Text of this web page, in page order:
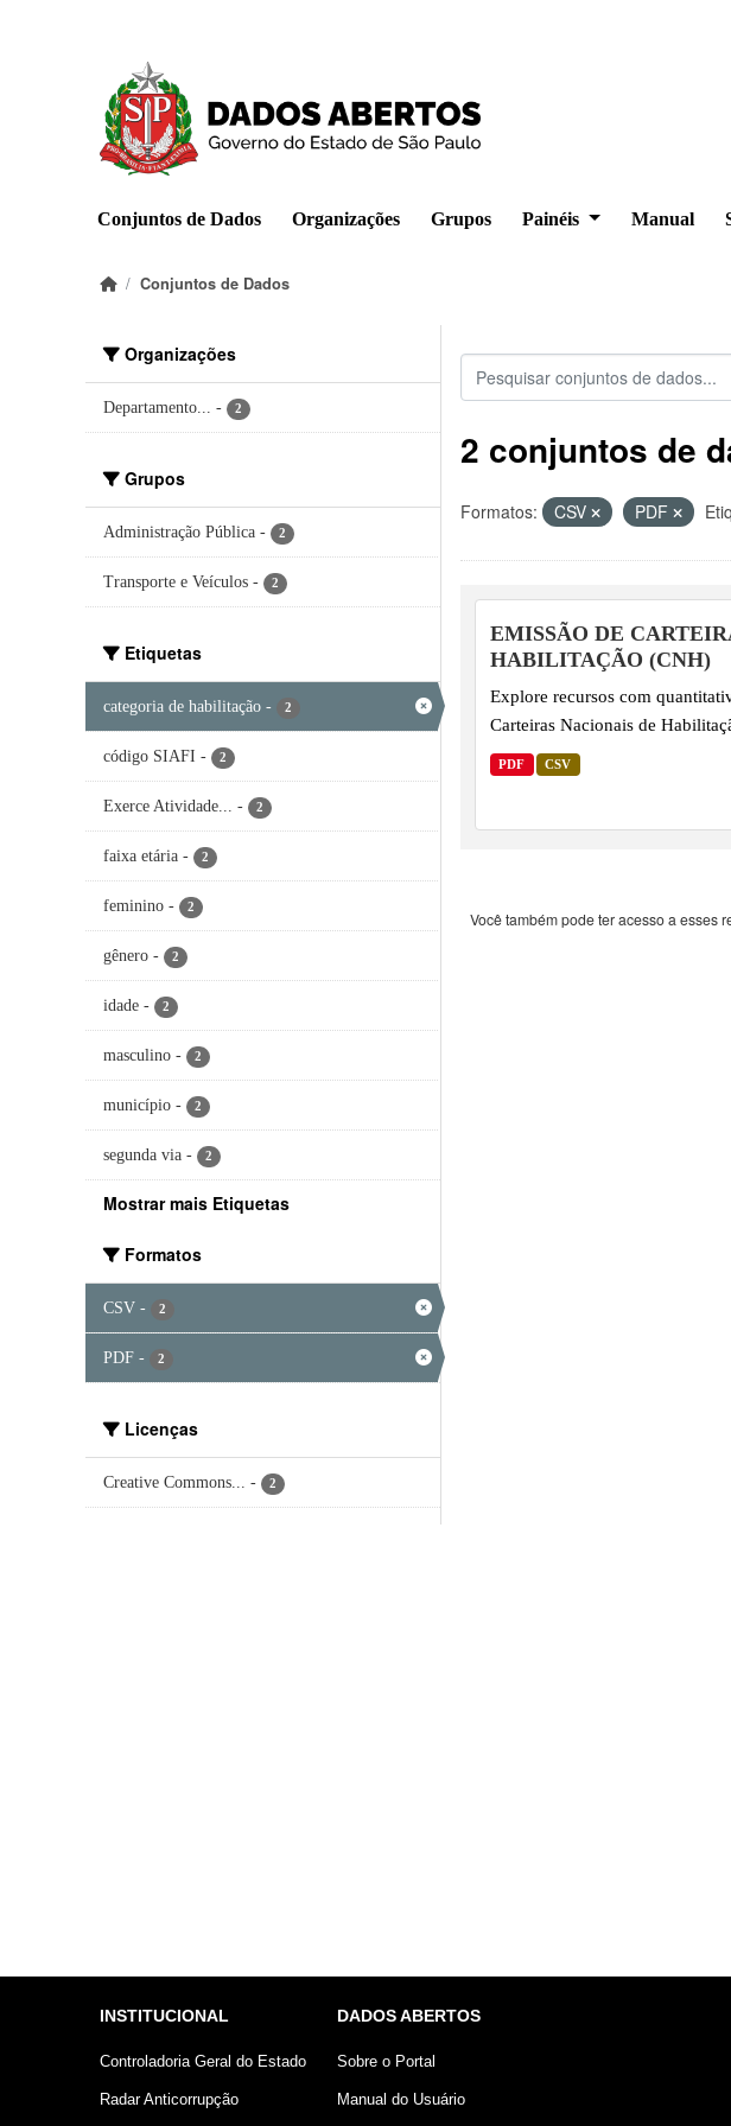
Conjuntos de Dados Organizações Grupos Painéis Manual
Conjuntos de Dados
Organizações
Departamento... - 2
Grupos
Administração Pública - 2
Transporte e Veículos - 2
Etiquetas
categoria de habilitação - 2
código SIAFI - 2
Exerce Atividade... - 2
faixa etária - 2
feminino - 2
gênero - 2
idade - 2
masculino - 2
município - 2
segunda via - 2
Mostrar mais Etiquetas
Formatos
CSV - 2
PDF - 2
Licenças
Creative Commons... - 2
2 conjuntos de
Formatos: CSV PDF
EMISSÃO DE
HABILITAÇÃO (CNH)
Explore recursos com
Carteiras Nacionais de
PDF CSV
Você também pode ter acesso a esses
INSTITUCIONAL
Controladoria Geral do Estado
Radar Anticorrupção
DADOS ABERTOS
Sobre o Portal
Manual do Usuário